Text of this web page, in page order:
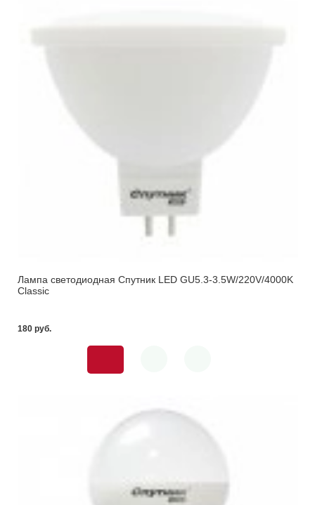
Лампа светодиодная Спутник LED GU5.3-3.5W/220V/4000K
Classic
180 pуб.